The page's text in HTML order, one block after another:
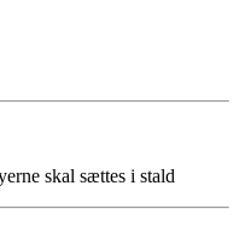
skal sættes i stald